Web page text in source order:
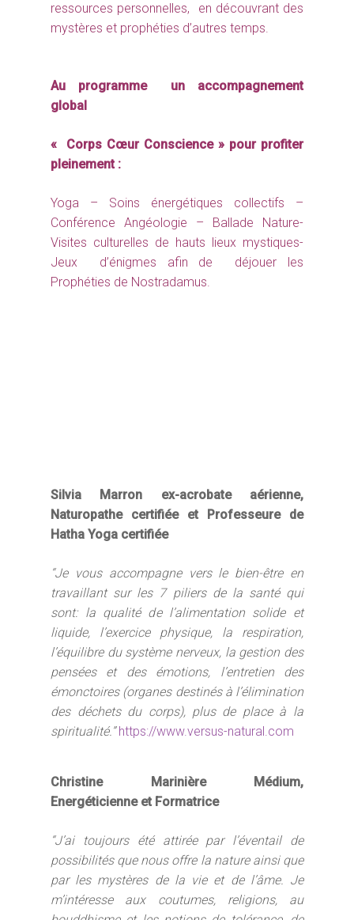
ressources personnelles, en découvrant des
mystères et prophéties d’autres temps.
Au programme un accompagnement
global
« Corps Cœur Conscience » pour profiter
pleinement :
Yoga – Soins énergétiques collectifs –
Conférence Angéologie – Ballade Nature-
Visites culturelles de hauts lieux mystiques-
Jeux d’énigmes afin de déjouer les
Prophéties de Nostradamus.
Silvia Marron ex-acrobate aérienne,
Naturopathe certifiée et Professeure de
Hatha Yoga certifiée
“Je vous accompagne vers le bien-être en
travaillant sur les 7 piliers de la santé qui
sont: la qualité de l’alimentation solide et
liquide, l’exercice physique, la respiration,
l’équilibre du système nerveux, la gestion des
pensées et des émotions, l’entretien des
émonctoires (organes destinés à l’élimination
des déchets du corps), plus de place à la
spiritualité.” https://www.versus-natural.com
Christine Marinière Médium,
Energéticienne et Formatrice
“J’ai toujours été attirée par l’éventail de
possibilités que nous offre la nature ainsi que
par les mystères de la vie et de l’âme. Je
m’intéresse aux coutumes, religions, au
M. Flagothier -
Diplômée Titre RNCP |
rendez-vous